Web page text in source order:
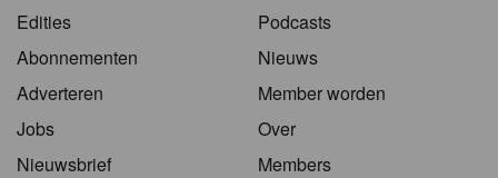
Edities
Abonnementen
Adverteren
Jobs
Nieuwsbrief
Podcasts
Nieuws
Member worden
Over
Members